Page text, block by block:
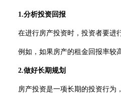
1.分析投资回报
在进行房产投资时，投资者要进行
例如，如果房产的租金回报率较高
2.做好长期规划
房产投资是一项长期的投资行为，